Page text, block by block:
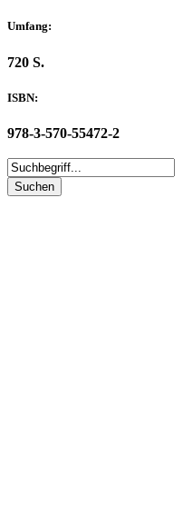
Umfang:
720 S.
ISBN:
978-3-570-55472-2